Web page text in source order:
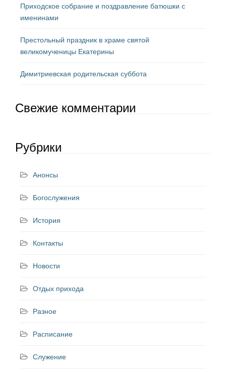
Приходское собрание и поздравление батюшки с
именинами
Престольный праздник в храме святой
великомученицы Екатерины
Димитриевская родительская суббота
Свежие комментарии
Рубрики
Анонсы
Богослужения
История
Контакты
Новости
Отдых прихода
Разное
Расписание
Служение